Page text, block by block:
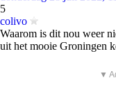
5
colivo
Waarom is dit nou weer
uit het mooie Groningen
▼